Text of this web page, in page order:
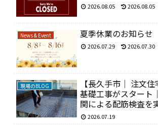
2026.08.05 2026.08.05
News & Event 夏季休業のお知らせ
2026.07.29 2026.07.30
現場のBLOG
【長久手市｜ 注文
基礎工事がスタート
関による配筋検査を
2026.07.19